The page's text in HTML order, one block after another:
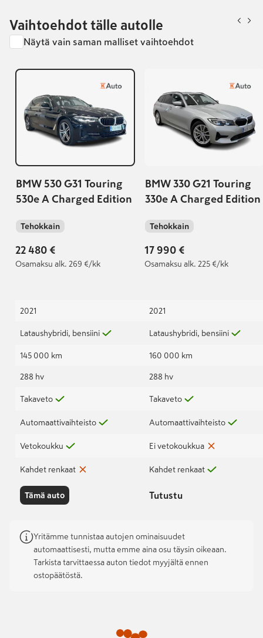
Vaihtoehdot tälle autolle
Näytä vain saman malliset vaihtoehdot
BMW 530 G31 Touring
530e A Charged Edition
Tehokkain
22 480 €
Osamaksu alk. 269 €/kk
2021
Lataushybridi, bensiini
145 000 km
288 hv
Takaveto
Automaattivaihteisto
Vetokoukku
Kahdet renkaat
Tämä auto
BMW 330 G21 Touring
330e A Charged Edition
Tehokkain
17 990 €
Osamaksu alk. 225 €/kk
2021
Lataushybridi, bensiini
160 000 km
288 hv
Takaveto
Automaattivaihteisto
Ei vetokoukkua
Kahdet renkaat
Tutustu
Yritämme tunnistaa autojen ominaisuudet
automaattisesti, mutta emme aina osu täysin oikeaan.
Tarkista tarvittaessa auton tiedot myyjältä ennen
ostopäätöstä.